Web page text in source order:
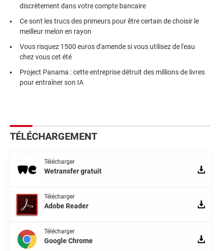
discrètement dans votre compte bancaire
Ce sont les trucs des primeurs pour être certain de choisir le
meilleur melon en rayon
Vous risquez 1500 euros d'amende si vous utilisez de l'eau
chez vous cet été
Project Panama : cette entreprise détruit des millions de livres
pour entraîner son IA
TÉLÉCHARGEMENT
Télécharger
Wetransfer gratuit
Télécharger
Adobe Reader
Télécharger
Google Chrome